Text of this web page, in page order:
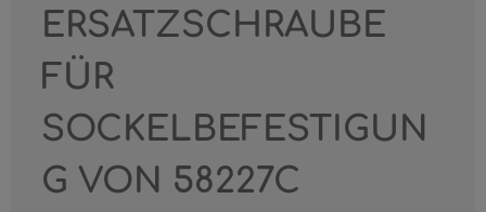
ERSATZSCHRAUBE
FÜR
SOCKELBEFESTIGUN
G VON 58227C